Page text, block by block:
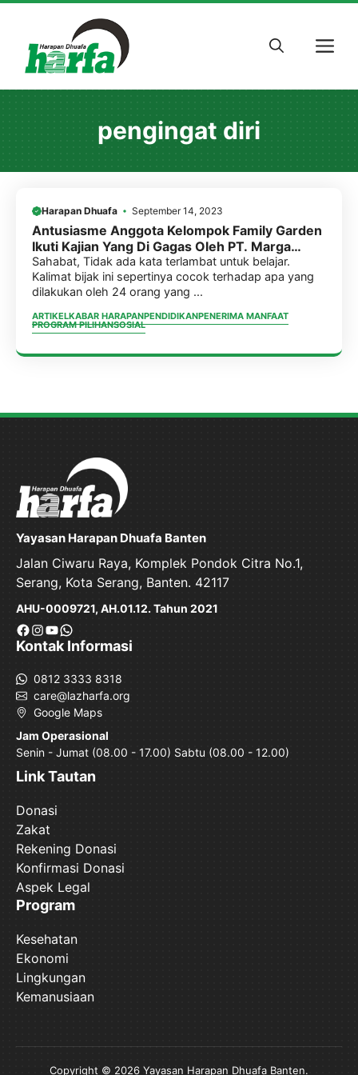
content
pengingat diri
Harapan Dhuafa September 14, 2023
Antusiasme Anggota Kelompok Family Garden
Ikuti Kajian Yang Di Gagas Oleh PT. Marga
Mandalasakti & LAZ Harfa
Sahabat, Tidak ada kata terlambat untuk belajar.
Kalimat bijak ini sepertinya cocok terhadap apa yang
dilakukan oleh 24 orang yang ...
ARTIKELKABAR HARAPANPENDIDIKANPENERIMA MANFAAT
PROGRAM PILIHANSOSIAL
Yayasan Harapan Dhuafa Banten
Jalan Ciwaru Raya, Komplek Pondok Citra No.1,
Serang, Kota Serang, Banten. 42117
AHU-0009721, AH.01.12. Tahun 2021
Facebook
Instagram
YouTube
WhatsApp
Kontak Informasi
0812 3333 8318
care@lazharfa.org
Google Maps
Jam Operasional
Senin - Jumat (08.00 - 17.00) Sabtu (08.00 - 12.00)
Link Tautan
Donasi
Zakat
Rekening Donasi
Konfirmasi Donasi
Aspek Legal
Program
Kesehatan
Ekonomi
Lingkungan
Kemanusiaan
Copyright © 2026 Yayasan Harapan Dhuafa Banten.